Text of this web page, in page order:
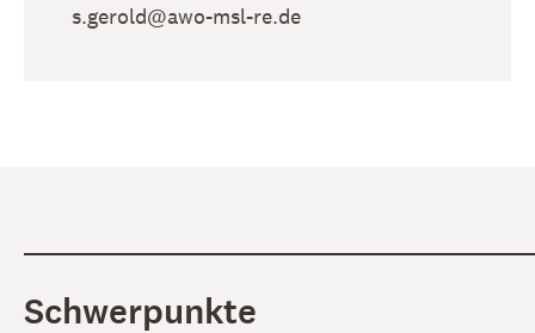
s​.gerold​@awo-msl-re​.de
Schwerpunkte